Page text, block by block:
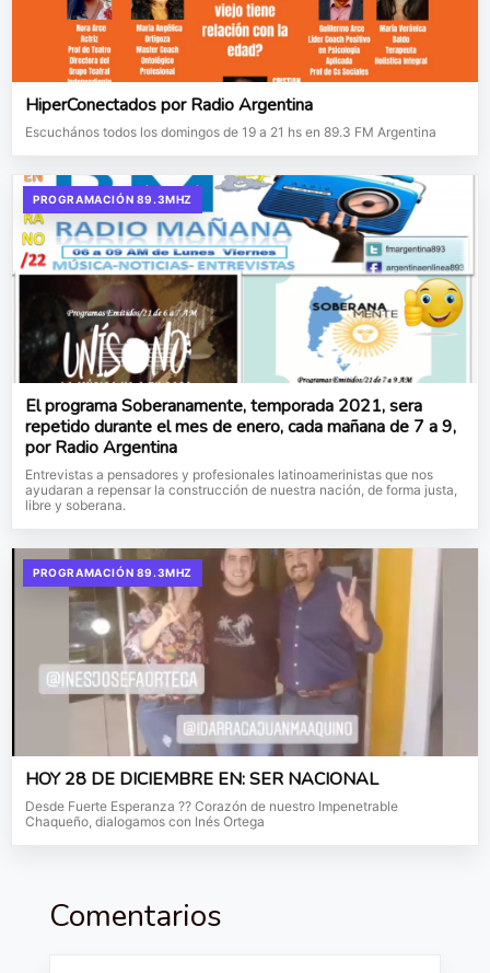
HiperConectados por Radio Argentina
Escuchános todos los domingos de 19 a 21 hs en 89.3 FM Argentina
PROGRAMACIÓN 89.3MHZ
El programa Soberanamente, temporada 2021, sera
repetido durante el mes de enero, cada mañana de 7 a 9,
por Radio Argentina
Entrevistas a pensadores y profesionales latinoamerinistas que nos
ayudaran a repensar la construcción de nuestra nación, de forma justa,
libre y soberana.
PROGRAMACIÓN 89.3MHZ
HOY 28 DE DICIEMBRE EN: SER NACIONAL
Desde Fuerte Esperanza ?? Corazón de nuestro Impenetrable
Chaqueño, dialogamos con Inés Ortega
Comentarios